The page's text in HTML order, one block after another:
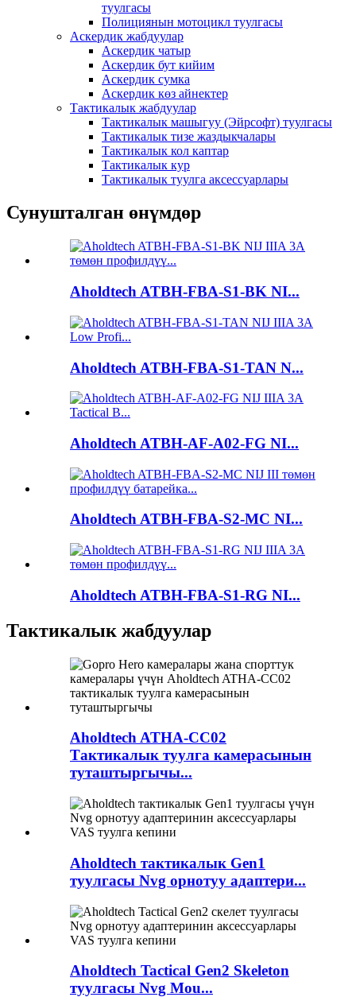
туулгасы
Полициянын мотоцикл туулгасы
Аскердик жабдуулар
Аскердик чатыр
Аскердик бут кийим
Аскердик сумка
Аскердик көз айнектер
Тактикалык жабдуулар
Тактикалык машыгуу (Эйрсофт) туулгасы
Тактикалык тизе жаздыкчалары
Тактикалык кол каптар
Тактикалык кур
Тактикалык туулга аксессуарлары
Сунушталган өнүмдөр
Aholdtech ATBH-FBA-S1-BK NI...
Aholdtech ATBH-FBA-S1-TAN N...
Aholdtech ATBH-AF-A02-FG NI...
Aholdtech ATBH-FBA-S2-MC NI...
Aholdtech ATBH-FBA-S1-RG NI...
Тактикалык жабдуулар
Aholdtech ATHA-CC02
Тактикалык туулга камерасынын
туташтыргычы...
Aholdtech тактикалык Gen1
туулгасы Nvg орнотуу адаптери...
Aholdtech Tactical Gen2 Skeleton
туулгасы Nvg Mou...